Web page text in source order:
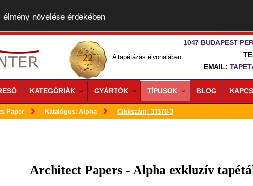
növelése érdekében
A tapétázás élvonalában.
1047 BUDAPEST
EMAIL:
KATEGÓRIÁK GYÁRTÓK TÍPUSOK BLOG
Paper Katalógus: Alpha Cikkszám: 33370-3
Architect Papers - Alpha exkluzív